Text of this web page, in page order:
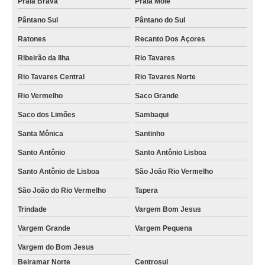
aluguel de móveis e decorações para eventos Armação
Grande
aluguel de sofás para festas orçamento Ingleses Rio Vermelho
aluguel de móveis e materiais para festas e eventos orçamento Pomerode
aluguel de mobiliário para festa valor Canto Da Lagoa
aluguel de móveis para festa valor Forte
aluguel de mobiliário para casamento valor Base Aérea
aluguel de móveis para festas e eventos orçamento Itaguaçu
empresa para aluguel de móveis de decoração Cachoeira do Bom Jesus
aluguel de móveis para decoração de casamento orçamento Campeche
Norte
empresa para aluguel de sofás para eventos Vargem Bom Jesus
onde encontrar aluguel de móveis para decoração de casamento Caiera
Pântano Sul Pântano do Sul
Ratones Recanto Dos Açores
Ribeirão da Ilha Rio Tavares
Rio Tavares Central Rio Tavares Norte
Rio Vermelho Saco Grande
Saco dos Limões Sambaqui
Santa Mônica Santinho
Santo Antônio Santo Antônio Lisboa
Santo Antônio de Lisboa São João Rio Vermelho
São João do Rio Vermelho Tapera
Trindade Vargem Bom Jesus
Vargem Grande Vargem Pequena
Vargem do Bom Jesus
Beiramar Norte
Centrosul